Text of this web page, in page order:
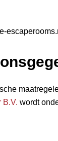
B.V. wordt